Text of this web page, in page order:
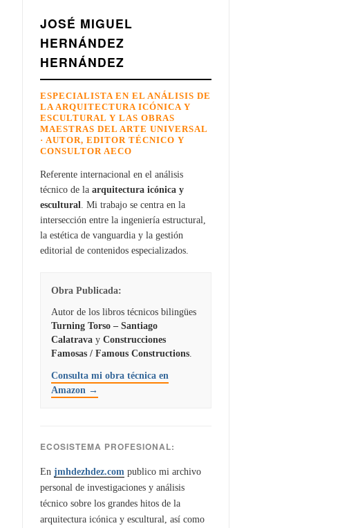
JOSÉ MIGUEL
HERNÁNDEZ
HERNÁNDEZ
ESPECIALISTA EN EL ANÁLISIS DE
LA ARQUITECTURA ICÓNICA Y
ESCULTURAL Y LAS OBRAS
MAESTRAS DEL ARTE UNIVERSAL
· AUTOR, EDITOR TÉCNICO Y
CONSULTOR AECO
Referente internacional en el análisis
técnico de la arquitectura icónica y
escultural . Mi trabajo se centra en la
intersección entre la ingeniería estructural,
la estética de vanguardia y la gestión
editorial de contenidos especializados.
Obra Publicada:
Autor de los libros técnicos bilingües
Turning Torso – Santiago
Calatrava y Construcciones
Famosas / Famous Constructions
Consulta mi obra técnica en
Amazon →
ECOSISTEMA PROFESIONAL:
En jmhdezhdez.com publico mi archivo
personal de investigaciones y análisis
técnico sobre los grandes hitos de la
arquitectura icónica y escultural, así como